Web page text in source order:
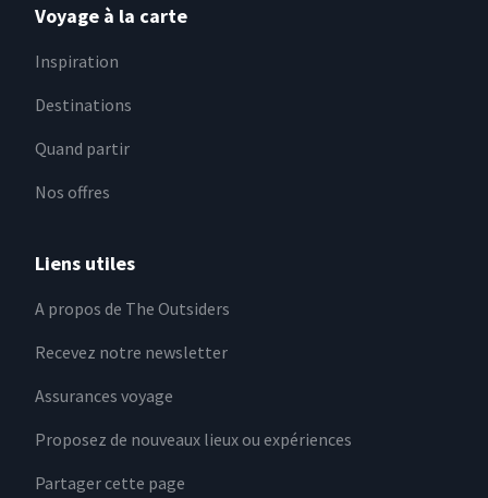
Voyage à la carte
Inspiration
Destinations
Quand partir
Nos offres
Liens utiles
A propos de The Outsiders
Recevez notre newsletter
Assurances voyage
Proposez de nouveaux lieux ou expériences
Partager cette page